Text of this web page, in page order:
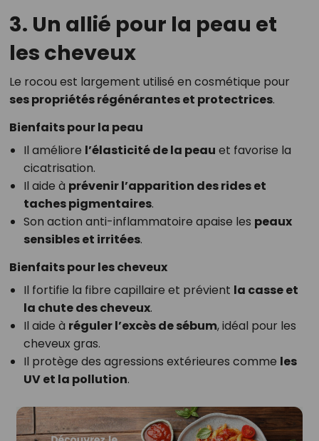
3. Un allié pour la peau et
les cheveux
Le rocou est largement utilisé en cosmétique pour
ses propriétés régénérantes et protectrices.
Bienfaits pour la peau
Il améliore l’élasticité de la peau et favorise la
cicatrisation.
Il aide à prévenir l’apparition des rides et
taches pigmentaires.
Son action anti-inflammatoire apaise les peaux
sensibles et irritées.
Bienfaits pour les cheveux
Il fortifie la fibre capillaire et prévient la casse et
la chute des cheveux.
Il aide à réguler l’excès de sébum, idéal pour les
cheveux gras.
Il protège des agressions extérieures comme les
UV et la pollution.